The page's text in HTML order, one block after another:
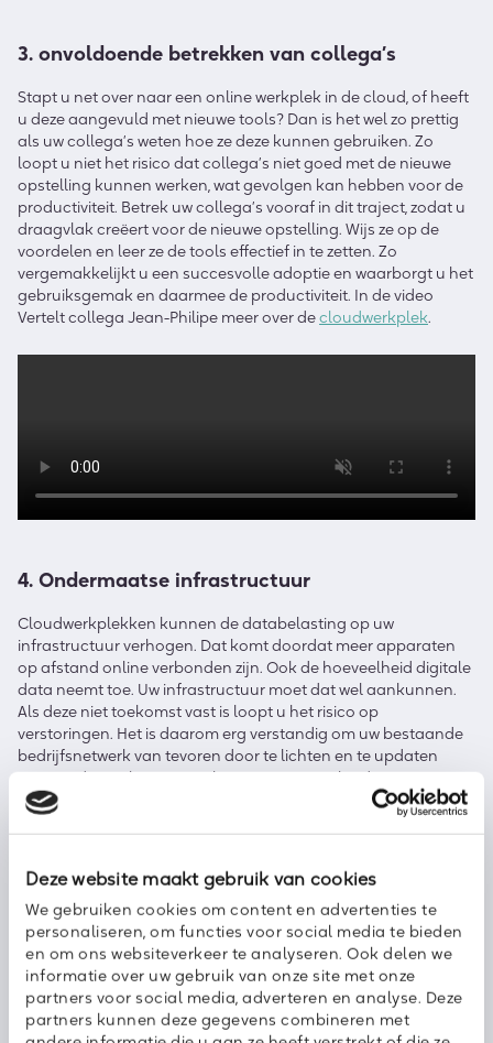
Deze website maakt gebruik van cookies
We gebruiken cookies om content en advertenties te
personaliseren, om functies voor social media te bieden
en om ons websiteverkeer te analyseren. Ook delen we
informatie over uw gebruik van onze site met onze
partners voor social media, adverteren en analyse. Deze
partners kunnen deze gegevens combineren met
3. onvoldoende betrekken van collega’s
Stapt u net over naar een online werkplek in de cloud, of heeft
u deze aangevuld met nieuwe tools? Dan is het wel zo prettig
als uw collega’s weten hoe ze deze kunnen gebruiken. Zo
loopt u niet het risico dat collega’s niet goed met de nieuwe
opstelling kunnen werken, wat gevolgen kan hebben voor de
productiviteit. Betrek uw collega’s vooraf in dit traject, zodat u
draagvlak creëert voor de nieuwe opstelling. Wijs ze op de
voordelen en leer ze de tools effectief in te zetten. Zo
vergemakkelijkt u een succesvolle adoptie en waarborgt u het
gebruiksgemak en daarmee de productiviteit. In de video
Vertelt collega Jean-Philipe meer over decloudwerkplek.
4. Ondermaatse infrastructuur
Cloudwerkplekken kunnen de databelasting op uw
infrastructuur verhogen. Dat komt doordat meer apparaten
op afstand online verbonden zijn. Ook de hoeveelheid digitale
data neemt toe. Uw infrastructuur moet dat wel aankunnen.
Als deze niet toekomst vast is loopt u het risico op
verstoringen. Het is daarom erg verstandig om uw bestaande
bedrijfsnetwerk van tevoren door te lichten en te updaten
waar nodig. Zo komt u straks niet voor vervelende
verrassingen te staan en werken uw collega’s ongestoord en
productief door.
5. Gebrek aan passende security
Ook security ‒ altijd een prioriteit ‒ moet optimaal zijn
afgestemd op de wetten van de cloudwerkplek. Het aantal
dreigingen neemt nog altijd toe en flexibel werken kan een
verhoogd risico op diefstal of verlies van apparatuur
betekenen. Mobile device management-oplossingen zoals